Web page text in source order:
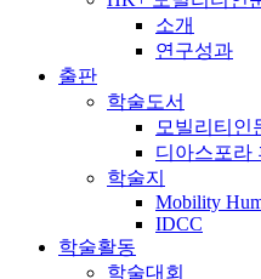
소개
연구성과
출판
학술도서
모빌리티인
디아스포라
학술지
Mobility
IDCC
학술활동
학술대회